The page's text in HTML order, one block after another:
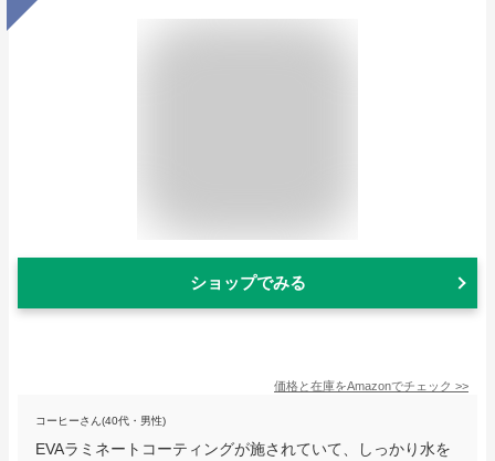
ショップでみる
価格と在庫をAmazonでチェック >>
コーヒーさん(40代・男性)
EVAラミネートコーティングが施されていて、しっかり水を